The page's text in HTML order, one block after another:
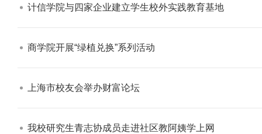
计信学院与四家企业建立学生校外实践教育基地​
商学院开展“绿植兑换”系列活动​
上海市校友会举办财富论坛​
我校研究生青志协成员走进社区教阿姨学上网​